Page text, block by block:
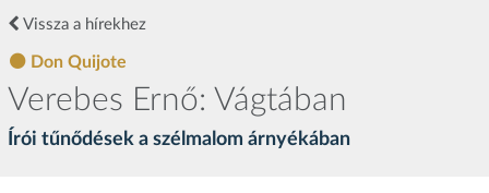
Vissza a hírekhez
Don Quijote
Verebes Ernő: Vágtában
Írói tűnődések a szélmalom árnyékában